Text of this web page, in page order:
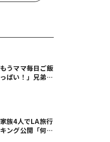
#育休
うママ毎日ご飯
ぱい！」兄弟夏
族4人でLA旅行
ング公開「何が